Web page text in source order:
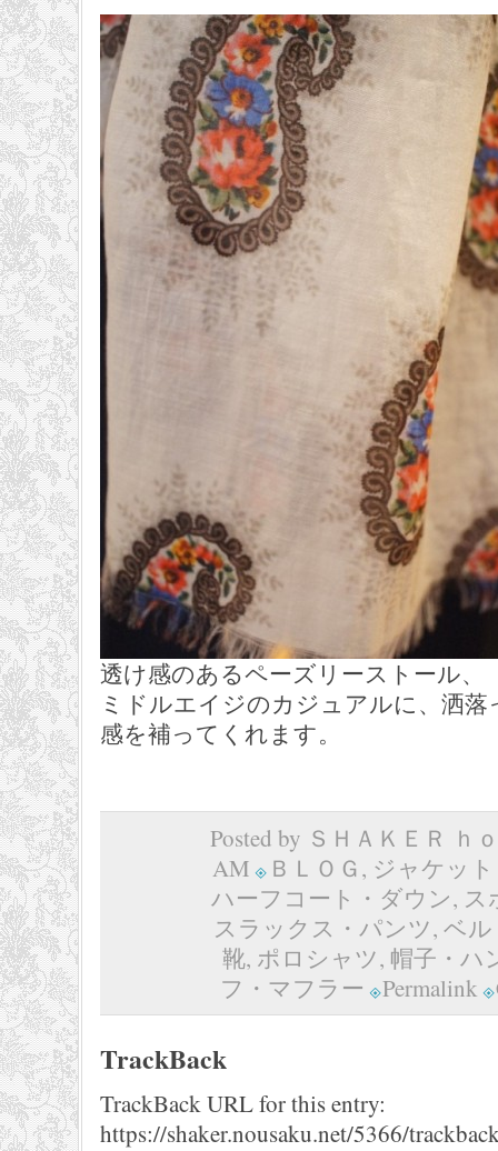
透け感のあるペーズリーストール、
ミドルエイジのカジュアルに、洒
感を補ってくれます。
Posted by ＳＨＡＫＥＲ ｈ
AM
ＢＬＯＧ, ジャケッ
ハーフコート・ダウン, ス
スラックス・パンツ, ベ
靴, ポロシャツ, 帽子・ハ
フ・マフラー
Permalink
TrackBack
TrackBack URL for this entry:
https://shaker.nousaku.net/5366/